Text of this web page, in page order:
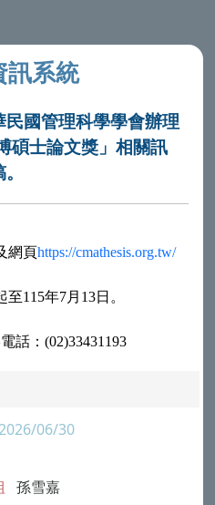
訊系統
民國管理科學學會辦理
碩士論文獎」相關訊
網頁https://cmathesis.org.tw/
115年7月13日。
話：(02)33431193
06/30
孫雪嘉